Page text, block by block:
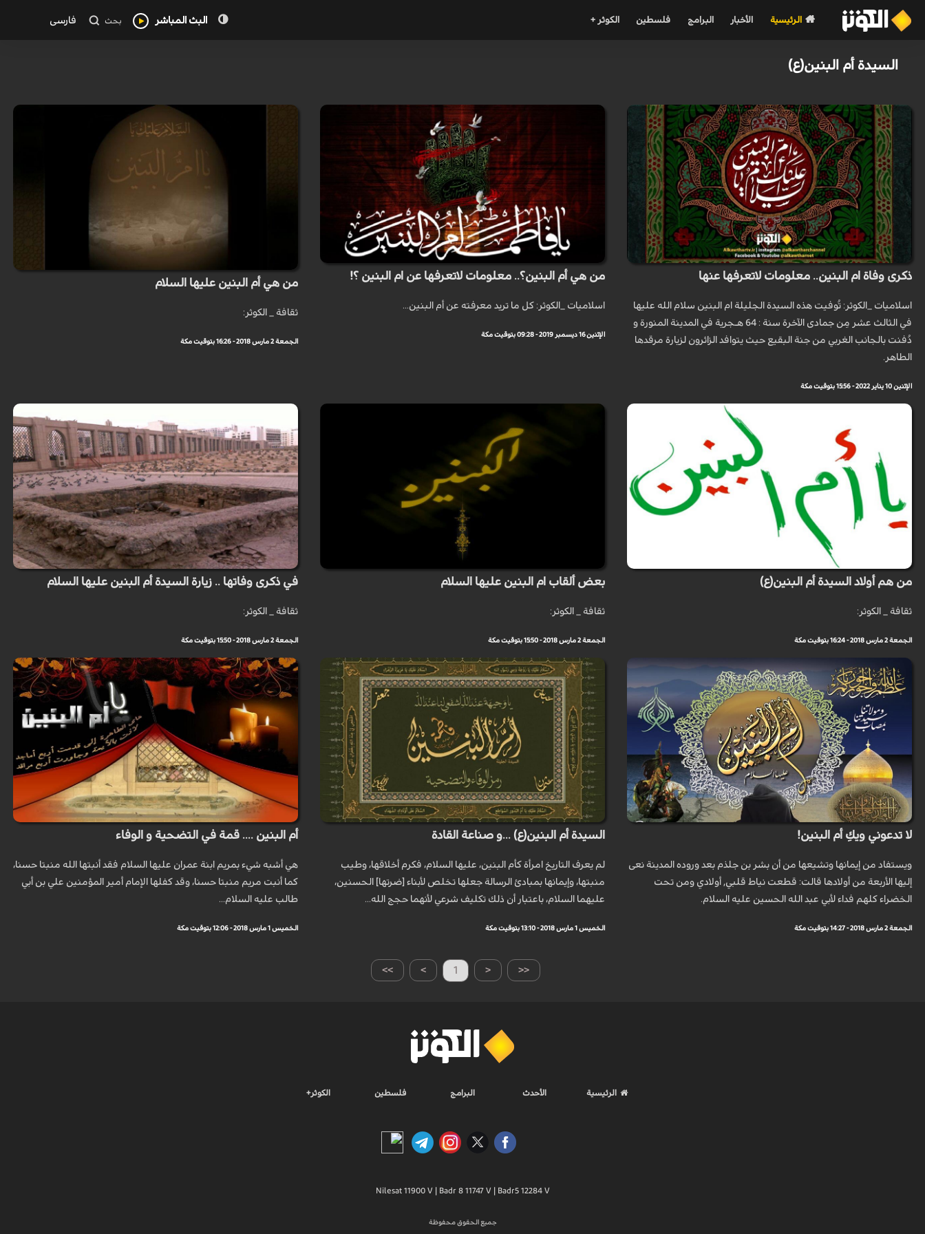
الرئيسية الأخبار البرامج فلسطين الكوثر + البث المباشر بحث فارسی
السيدة أم البنين(ع)
ذكرى وفاة ام البنين.. معلومات لاتعرفها عنها
اسلاميات _الكوثر: تُوفيت هذه السيدة الجليلة ام البنين سلام الله عليها
في الثالث عشر مِن جمادى الآخرة سنة : 64 هـجرية في المدينة المنورة و
دُفنت بالجانب الغربي من جنة البقيع حيث يتوافد الزائرون لزيارة مرقدها
الطاهر.
الإثنين 10 يناير 2022 - 15:56 بتوقيت مكة
من هي أم البنين؟.. معلومات لاتعرفها عن ام البنين ؟!
اسلاميات _الكوثر: كل ما تريد معرفته عن أم البنين...
الإثنين 16 ديسمبر 2019 - 09:28 بتوقيت مكة
من هي أم البنين عليها السلام
ثقافة _ الكوثر:
الجمعة 2 مارس 2018 - 16:26 بتوقيت مكة
من هم أولاد السيدة أم البنين(ع)
ثقافة _ الكوثر:
الجمعة 2 مارس 2018 - 16:24 بتوقيت مكة
بعض ألقاب ام البنين عليها السلام
ثقافة _ الكوثر:
الجمعة 2 مارس 2018 - 15:50 بتوقيت مكة
في ذكرى وفاتها .. زيارة السيدة أم البنين عليها السلام
ثقافة _ الكوثر:
الجمعة 2 مارس 2018 - 15:50 بتوقيت مكة
لا تدعوني ويكِ أم البنين!
ويستفاد من إيمانها وتشيعها من أن بشر بن جلذم بعد وروده المدينة نعى
إليها الأربعة من أولادها قالت: قطعت نياط قلبي, أولادي ومن تحت
الخضراء كلهم فداء لأبي عبد الله الحسين عليه السلام.
الجمعة 2 مارس 2018 - 14:27 بتوقيت مكة
السيدة أم البنين(ع) ...و صناعة القادة
لم يعرف التاريخ امرأة كأم البنين، عليها السلام، فكرم أخلاقها، وطيب
منبتها، وإيمانها بمبادئ الرسالة جعلها تخلص لأبناء [ضرتها] الحسنين،
عليهما السلام، باعتبار أن ذلك تكليف شرعي لأنهما حجج الله...
الخميس 1 مارس 2018 - 13:10 بتوقيت مكة
أم البنين .... قمة في التضحية و الوفاء
هي أشبه شيء بمريم ابنة عمران عليها السلام فقد أنبتها الله منبتا حسنا،
كما أنبت مريم منبتا حسنا، وقد كفلها الإمام أمير المؤمنين علي بن أبي
طالب عليه السلام...
الخميس 1 مارس 2018 - 12:06 بتوقيت مكة
>> > 1 < <<
الرئيسية الأحدث البرامج فلسطين الكوثر+
Nilesat 11900 V | Badr 8 11747 V | Badr5 12284 V
جميع الحقوق محفوظة